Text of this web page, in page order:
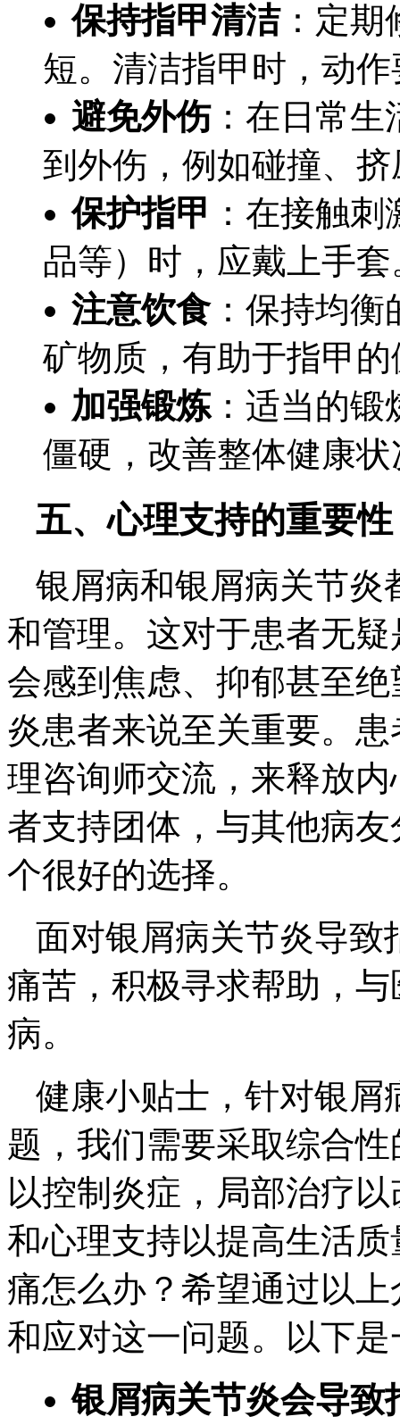
保持指甲清洁：定期
短。清洁指甲时，动
避免外伤：在日常生
到外伤，例如碰撞、
保护指甲 ：在接触
品等）时，应戴上手套
注意饮食：保持均衡
矿物质，有助于指甲
加强锻炼：适当的锻
僵硬，改善整体健康状
五、心理支持的重要性
银屑病和银屑病关节炎
和管理。这对于患者无
会感到焦虑、抑郁甚至
炎患者来说至关重要。
理咨询师交流，来释放
者支持团体，与其他病
个很好的选择。
面对银屑病关节炎导致
痛苦，积极寻求帮助，
病。
健康小贴士，针对银屑
题，我们需要采取综合
以控制炎症，局部治疗
和心理支持以提高生活
痛怎么办？希望通过以
和应对这一问题。以下
银屑病关节炎会导致